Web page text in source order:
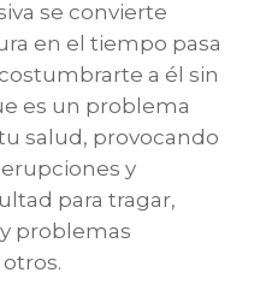
se convierte
en el tiempo pasa
a él sin
es un problema
salud, provocando
y
para tragar,
problemas